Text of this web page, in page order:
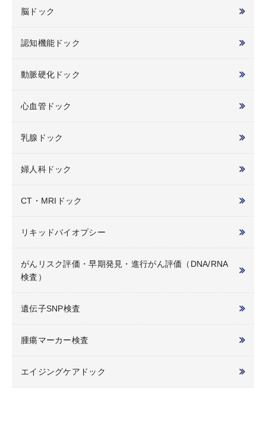
脳ドック
認知機能ドック
動脈硬化ドック
心血管ドック
乳腺ドック
婦人科ドック
CT・MRIドック
リキッドバイオプシー
がんリスク評価・早期発見・進行がん評価（DNA/RNA
検査）
遺伝子SNP検査
腫瘍マーカー検査
エイジングケアドック